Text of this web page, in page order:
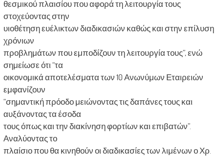
θεσμικού πλαισίου που αφορά τη λειτουργία τους
στοχεύοντας στην
υιοθέτηση ευέλικτων διαδικασιών καθώς και στην επίλυση
χρόνιων
προβλημάτων που εμποδίζουν τη λειτουργία τους”, ενώ
σημείωσε ότι “τα
οικονομικά αποτελέσματα των 10 Ανωνύμων Εταιρειών
εμφανίζουν
“σημαντική πρόοδο μειώνοντας τις δαπάνες τους και
αυξάνοντας τα έσοδα
τους όπως και την διακίνηση φορτίων και επιβατών”.
Αναλύοντας το
πλαίσιο που θα κινηθούν οι διαδικασίες των λιμένων ο Χρ.